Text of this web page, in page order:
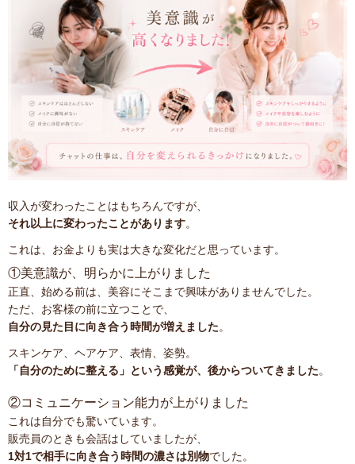
収入が変わったことはもちろんですが、
それ以上に変わったことがあります。
これは、お金よりも実は大きな変化だと思っています。
①美意識が、明らかに上がりました
正直、始める前は、美容にそこまで興味がありませんでした。
ただ、お客様の前に立つことで、
自分の見た目に向き合う時間が増えました。
スキンケア、ヘアケア、表情、姿勢。
「自分のために整える」という感覚が、後からついてきました。
②コミュニケーション能力が上がりました
これは自分でも驚いています。
販売員のときも会話はしていましたが、
1対1で相手に向き合う時間の濃さは別物でした。